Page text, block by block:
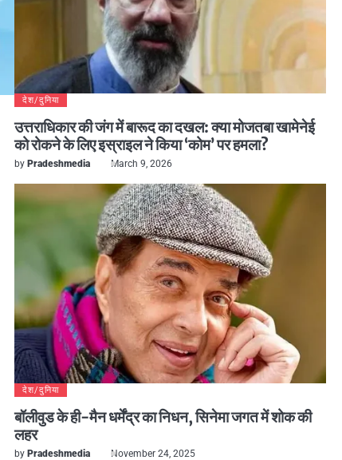
देश/दुनिया
उत्तराधिकार की जंग में बारूद का दखल: क्या मोजतबा खामेनेई
को रोकने के लिए इस्राइल ने किया ‘कोम’ पर हमला?
by Pradeshmedia March 9, 2026
देश/दुनिया
बॉलीवुड के ही-मैन धर्मेंद्र का निधन, सिनेमा जगत में शोक की
लहर
by Pradeshmedia November 24, 2025